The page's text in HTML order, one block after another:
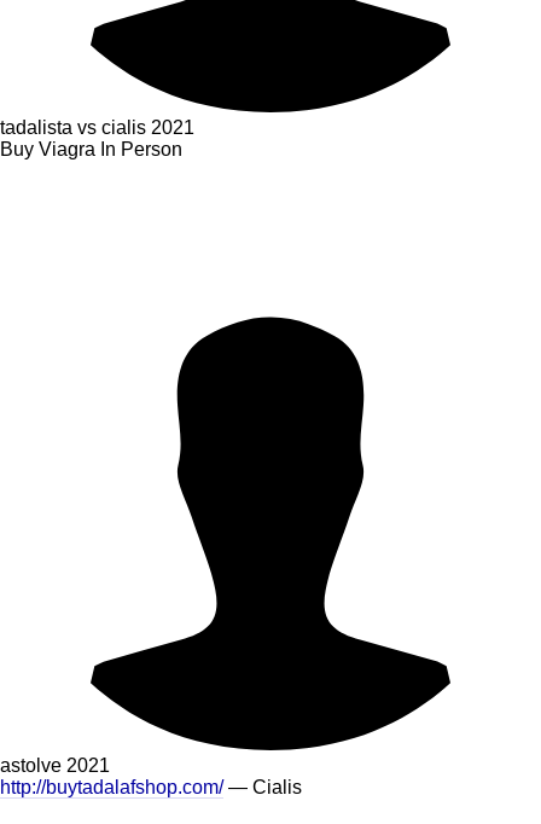
tadalista vs cialis 2021
Buy Viagra In Person
astolve 2021
http://buytadalafshop.com/— Cialis